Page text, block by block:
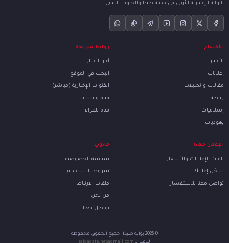
البوابة الإخبارية الأولى في مدينة صيدا والجنوب اللبناني
الأقسام
الأخبار
إعلانات
مقالات و تحليلات
رياضة
إسلاميات
يهوديات
روابط سريعة
آخر الأخبار
البحث في الموقع
القنوات الإخبارية (مباشر)
قناة واتساب
قناة تلغرام
الإعلان معنا
باقات الإعلانات والأسعار
سجّل إعلانك
تواصل معنا للاستفسار
قانوني
سياسة الخصوصية
شروط الاستخدام
ملفات الارتباط
من نحن
تواصل معنا
© 2026 بوابة صيدا · جميع الحقوق محفوظة